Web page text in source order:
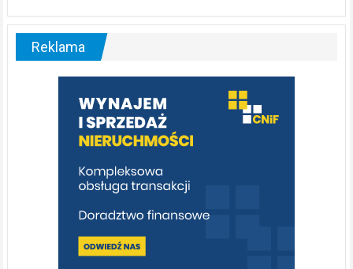
–
warto
poznać
[fotorelacja]
Reklama